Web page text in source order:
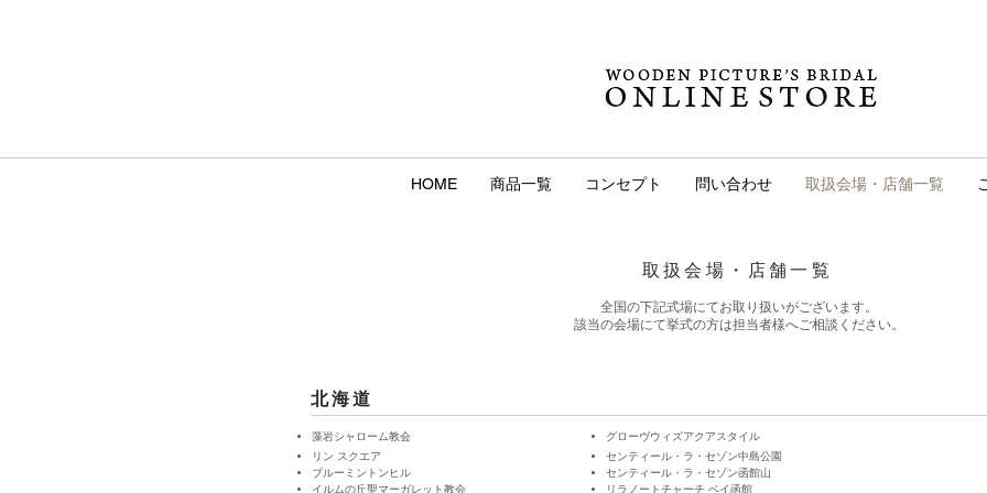
HOME 商品一覧 コンセプト 問い合わせ 取扱会場・店舗一覧
取扱会場・店舗一覧
​全国の下記式場にてお取り扱いがございます。
​該当の会場にて挙式の方は担当者様へご相談ください。
北海道
藻岩シャローム教会
リン スクエア
ブルーミントンヒル
イルムの丘聖マーガレット教会
​グローヴウィズアクアスタイル
センティール・ラ・セゾン中島公園
センティール・ ラ・ セゾン函館山
リラノートチャーチ ベイ函館